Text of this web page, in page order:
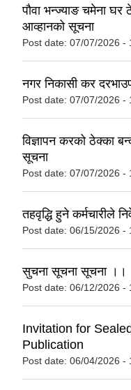
पौवा भन्ज्याङ चमेना घर
आव्हानको सूचना
Post date: 07/07/2026 -
नगर निकासी कर
Post date: 07/07/2026 -
विज्ञापन करको ठेक्का
सूचना
Post date: 07/07/2026 -
तहव‍ृद्धि हुने कर्मचारीले
Post date: 06/15/2026 -
सुचना सूचना सूचना ।।
Post date: 06/12/2026 -
Invitation for
Publication
Post date: 06/04/2026 -